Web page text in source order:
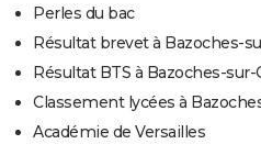
Perles du bac
Résultat brevet à Bazoches-
Résultat BTS à Bazoches-sur-
Classement lycées à
Académie de Versailles